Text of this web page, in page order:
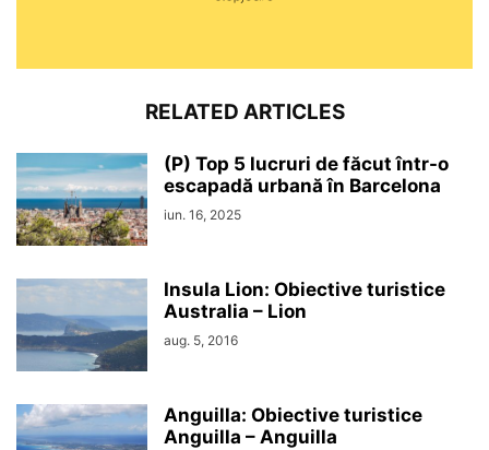
RELATED ARTICLES
(P) Top 5 lucruri de făcut într-o
escapadă urbană în Barcelona
iun. 16, 2025
Insula Lion: Obiective turistice
Australia – Lion
aug. 5, 2016
Anguilla: Obiective turistice
Anguilla – Anguilla